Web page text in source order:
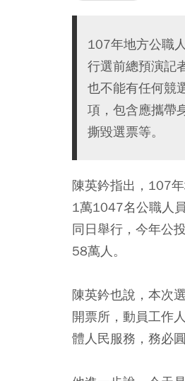
107年地方公職
行選前總預演記
也不能有任何競
項，包含應攜帶
撕毀選票等。
陳英鈐指出，107
1萬1047名公職人
同日舉行，今年公
58萬人。
陳英鈐也說，本次
開票所，動員工作
體人民服務，務必